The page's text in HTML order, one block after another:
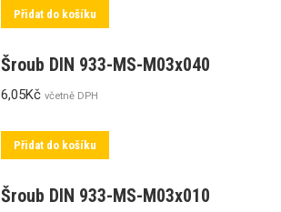
Přidat do košíku
Šroub DIN 933-MS-M03x040
6,05Kč včetně DPH
Přidat do košíku
Šroub DIN 933-MS-M03x010